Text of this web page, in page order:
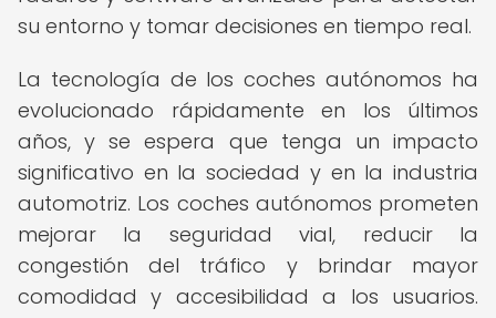
su entorno y tomar decisiones en tiempo real.
La tecnología de los coches autónomos ha
evolucionado rápidamente en los últimos
años, y se espera que tenga un impacto
significativo en la sociedad y en la industria
automotriz. Los coches autónomos prometen
mejorar la seguridad vial, reducir la
congestión del tráfico y brindar mayor
comodidad y accesibilidad a los usuarios.